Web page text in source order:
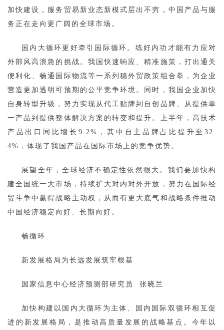
加快建设，服务贸易新业态新模式层出不穷，中国产品与服
务正在走向更广阔的全球市场。
国内大循环更好牵引国际循环。练好内功才能有力应对
外部风高浪急的挑战。我国快速响应、精准施策，打出通关
便利化、畅通国际物流等一系列稳外贸政策组合拳，为企业
营造更加透明可预期的公平竞争环境。同时，我国企业加快
自身转型升级，努力实现从代工贴牌到自创品牌、从提供单
一产品到提供整体解决方案的转变和提升。上半年，高技术
产品出口同比增长9.2%，其中自主品牌占比提升至32.
4%，体现了我国产品在国际市场上的竞争优势。
展望全年，全球经济不确定性依然很大。我们要加快构
建全国统一大市场，持续扩大对内对外开放，努力在国际经
贸斗争中赢得战略主动权，从而有更大底气和战略条件推动
中国经济稳定向好、长期向好。
畅循环
新发展格局为长远发展筑牢根基
国家信息中心经济预测部研究员 张晓兰
加快构建以国内大循环为主体、国内国际双循环相互促
进的新发展格局，是推动高质量发展的战略基点。今年以